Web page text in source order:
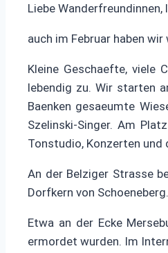
Liebe Wanderfreundinnen,
auch im Februar haben
Kleine Geschaefte, viele
lebendig zu. Wir starten
Baenken gesaeumte
Szelinski-Singer. Am
Tonstudio, Konzerten und
An der Belziger Strasse
Dorfkern von
Etwa an der Ecke
ermordet wurden. Im